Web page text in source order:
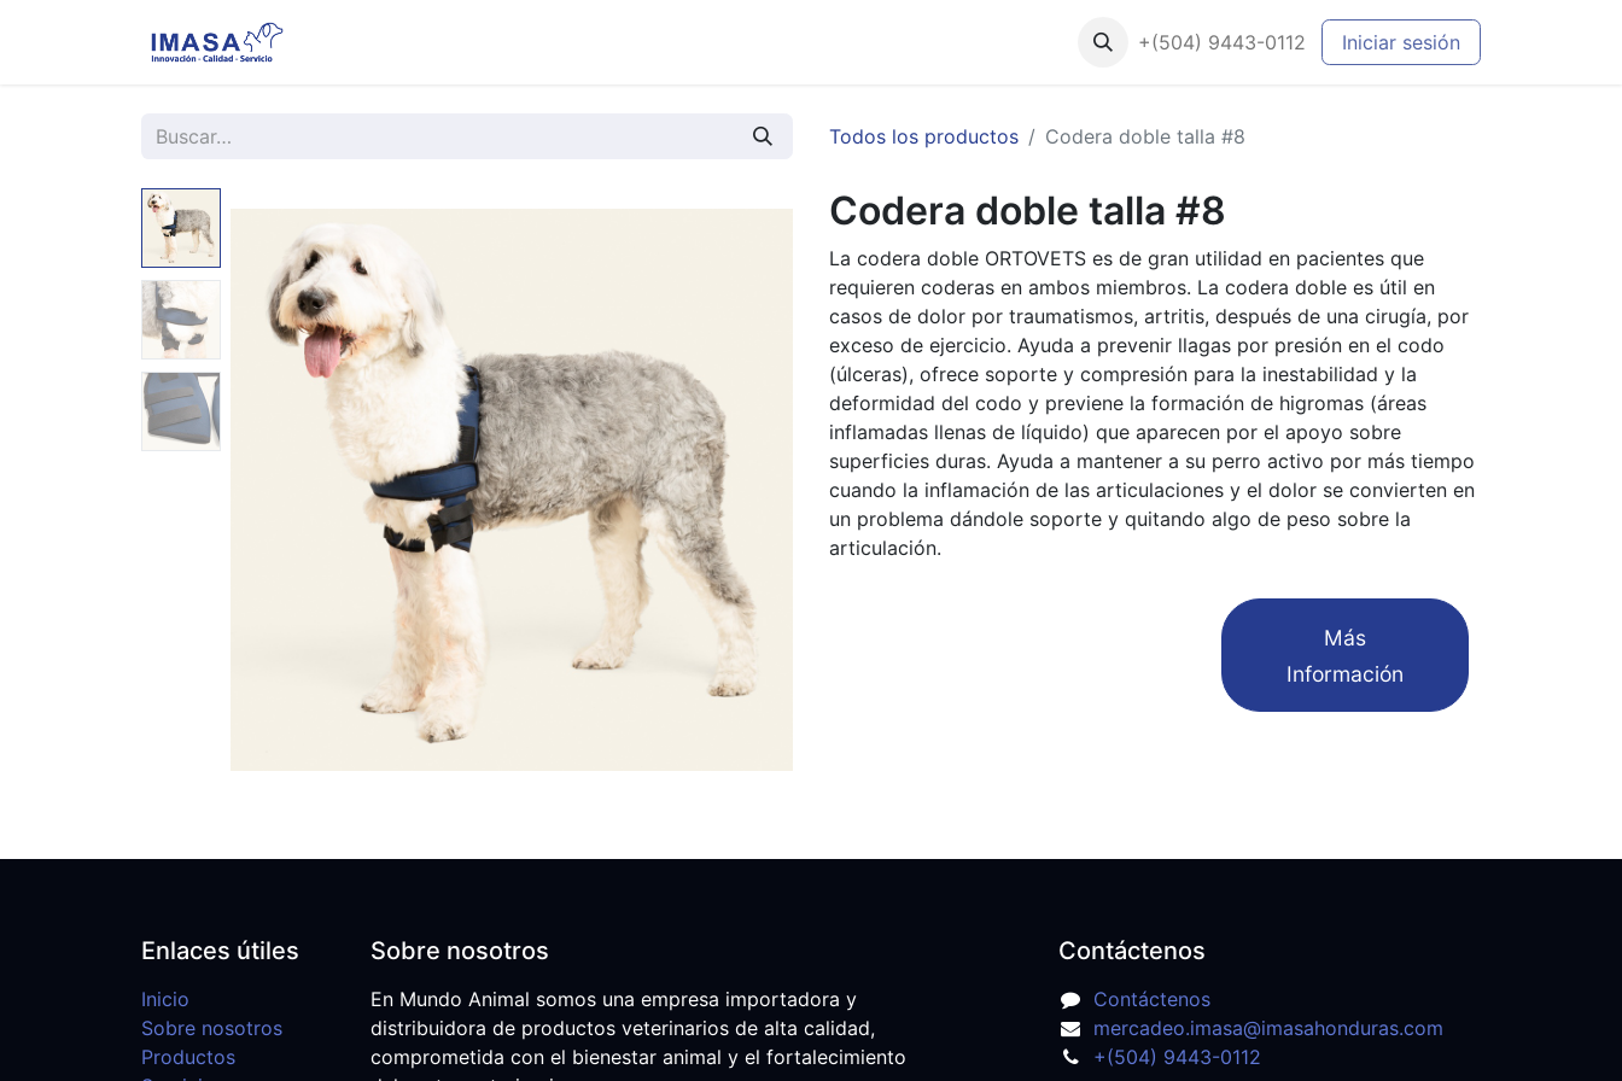
+(504) 9443-0112 Iniciar sesión
Todos los productos Codera doble talla #8
Codera doble talla #8
La codera doble ORTOVETS es de gran utilidad en pacientes que
requieren coderas en ambos miembros. La codera doble es útil en
casos de dolor por traumatismos, artritis, después de una cirugía, por
exceso de ejercicio. Ayuda a prevenir llagas por presión en el codo
(úlceras), ofrece soporte y compresión para la inestabilidad y la
deformidad del codo y previene la formación de higromas (áreas
inflamadas llenas de líquido) que aparecen por el apoyo sobre
superficies duras. Ayuda a mantener a su perro activo por más tiempo
cuando la inflamación de las articulaciones y el dolor se convierten en
un problema dándole soporte y quitando algo de peso sobre la
articulación.
​Más
Información
Enlaces útiles
Inicio
Sobre nosotros
Productos
Sobre nosotros
En Mundo Animal somos una empresa importadora y
distribuidora de productos veterinarios de alta calidad,
comprometida con el bienestar animal y el fortalecimiento
Contáctenos
Contáctenos
mercadeo.imasa@imasahonduras.com
+(504) 9443-0112